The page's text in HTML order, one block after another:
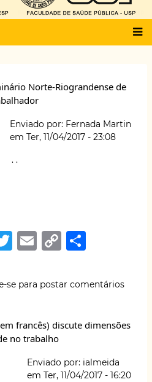
Norte-Riograndense de
Enviado por: Fernada Martin
em Ter, 11/04/2017 - 23:08
. .
T
w
it
r
E
m
ai
C
o
p
Li
k
ar
se para postar comentários
francês) discute dimensões
no trabalho
Enviado por: ialmeida
em Ter, 11/04/2017 - 16:20